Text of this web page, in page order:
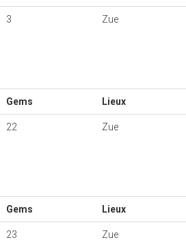
3 Zue
Gems Lieux
22 Zue
Gems Lieux
23 Zue